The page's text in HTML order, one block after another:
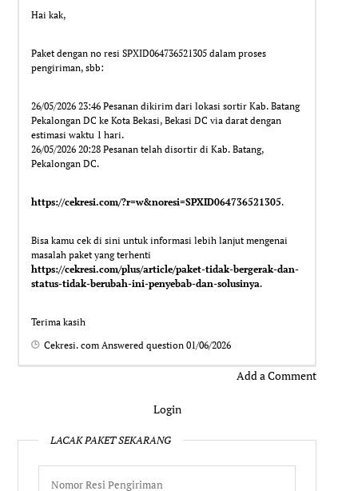
Hai kak,
Paket dengan no resi SPXID064736521305 dalam proses
pengiriman, sbb:
26/05/2026 23:46 Pesanan dikirim dari lokasi sortir Kab. Batang
Pekalongan DC ke Kota Bekasi, Bekasi DC via darat dengan
estimasi waktu 1 hari.
26/05/2026 20:28 Pesanan telah disortir di Kab. Batang,
Pekalongan DC.
https://cekresi.com/?r=w&noresi=SPXID064736521305.
Bisa kamu cek di sini untuk informasi lebih lanjut mengenai
masalah paket yang terhenti
https://cekresi.com/plus/article/paket-tidak-bergerak-dan-
status-tidak-berubah-ini-penyebab-dan-solusinya.
Terima kasih
Cekresi. com Answered question01/06/2026
Add a Comment
Login
LACAK PAKET SEKARANG